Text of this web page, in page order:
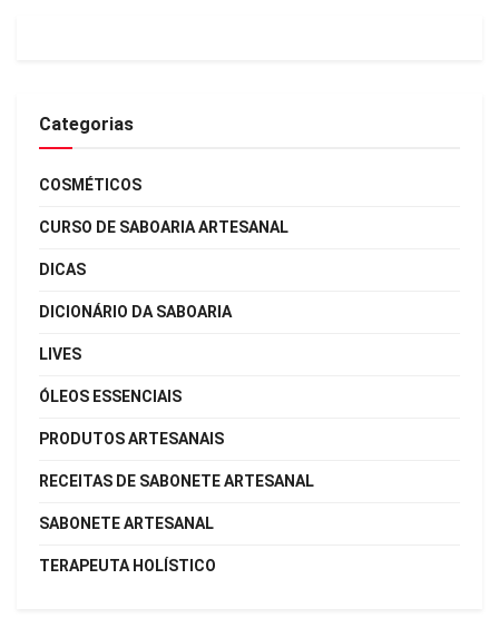
Categorias
COSMÉTICOS
CURSO DE SABOARIA ARTESANAL
DICAS
DICIONÁRIO DA SABOARIA
LIVES
ÓLEOS ESSENCIAIS
PRODUTOS ARTESANAIS
RECEITAS DE SABONETE ARTESANAL
SABONETE ARTESANAL
TERAPEUTA HOLÍSTICO